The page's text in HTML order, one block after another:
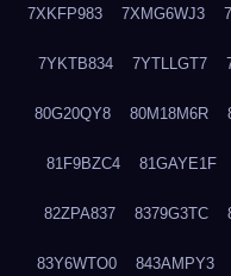
7XKFP983 7XMG6WJ3
7YKTB834 7YTLLGT7
80G20QY8 80M18M6R
81F9BZC4 81GAYE1F
82ZPA837 8379G3TC
83Y6WTO0 843AMPY3